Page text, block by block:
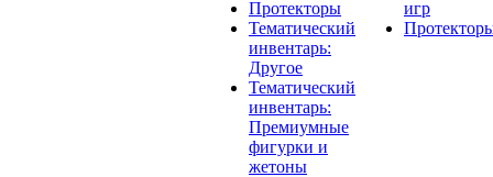
Протекторы
Тематический
инвентарь:
Другое
Тематический
инвентарь:
Премиумные
фигурки и
жетоны
игр